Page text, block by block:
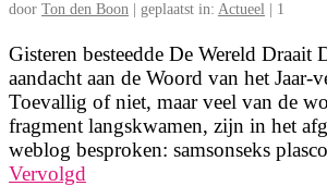
door Ton den Boon geplaatst in: Actueel 1
Gisteren besteedde De Wereld Draait
aandacht aan de Woord van het
Toevallig of niet, maar veel van de
fragment langskwamen, zijn in het
weblog besproken: samsonseks
Vervolgd